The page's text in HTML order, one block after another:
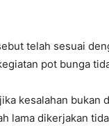
telah sesuai
pot bunga
kesalahan bukan
lama dikerjakan